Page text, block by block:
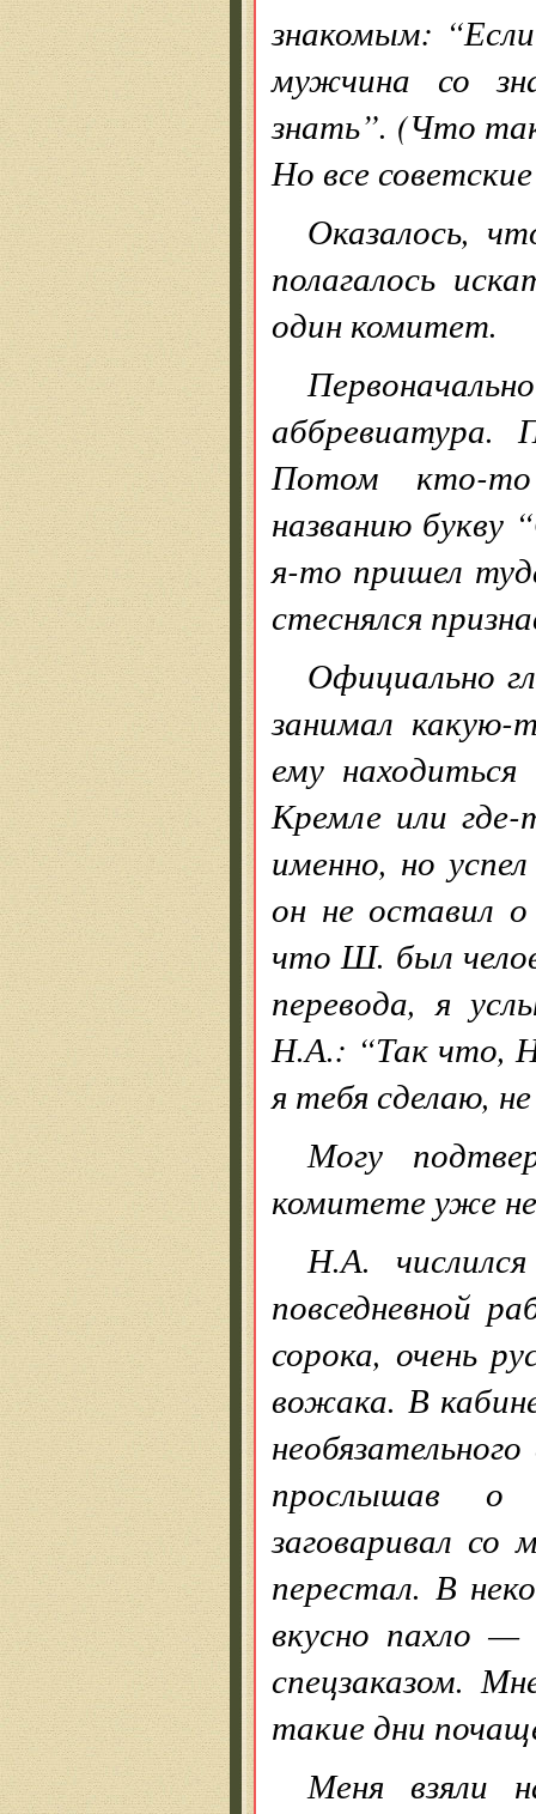
знакомым:
мужчина со
знать”. (Что
Но все
Оказалось,
полагалось
один комитет.
Потом кто-то
названию букву
я-то пришел
стеснялся
Официально
занимал
ему
Кремле или
именно, но
он не оставил
что Ш. был
перевода, я
Н.А.: “Так что,
я тебя сделаю,
Могу
комитете уже
Н.А.
повседневной
сорока, очень
вожака. В
прослышав о
заговаривал
перестал. В
вкусно пахло —
спецзаказом.
такие дни
Меня взяли